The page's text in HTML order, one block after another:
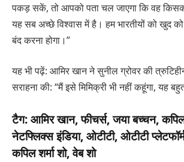
पकड़ सकें, तो आपको पता चल जाएगा कि वह
यह सब अच्छे विश्वास में है। हम भारतीयों को खुद
बंद करना होगा।”
यह भी पढ़ें: आमिर खान ने सुनील ग्रोवर की
सराहना की: “मैं इसे मिमिक्री भी नहीं कहूंगा, यह
टैग:आमिर खान, फीचर्स, जया बच्चन,
नेटफ्लिक्स इंडिया, ओटीटी, ओटीटी
कपिल शर्मा शो, वेब शो